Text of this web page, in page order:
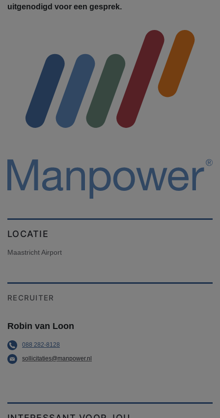
uitgenodigd voor een gesprek.
LOCATIE
Maastricht Airport
RECRUITER
Robin van Loon
088 282-8128
sollicitaties@manpower.nl